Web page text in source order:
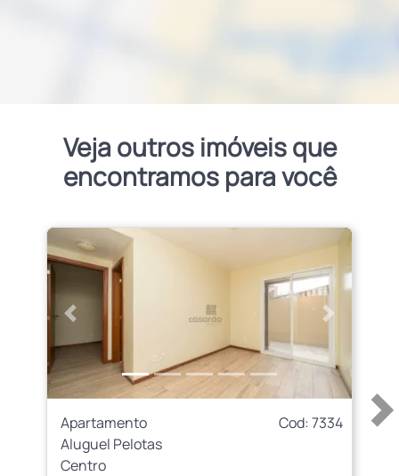
Veja outros imóveis que
encontramos para você
Anterior Próximo
Apartamento
Cod: 7334
Aluguel Pelotas
Centro